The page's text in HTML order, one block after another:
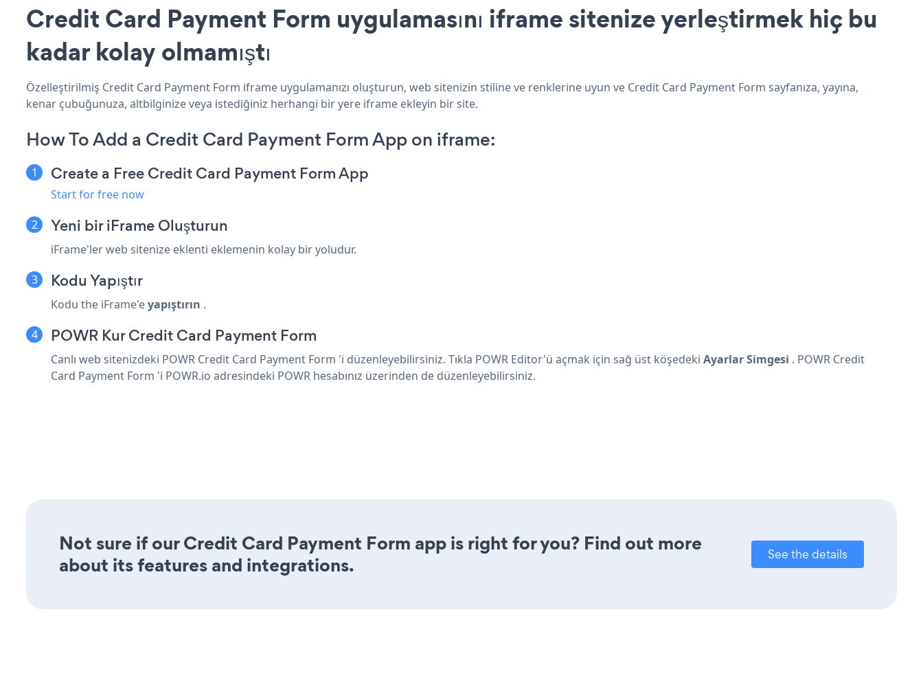
Credit Card Payment Form uygulamasını iframe sitenize yerleştirmek hiç bu
kadar kolay olmamıştı
Özelleştirilmiş Credit Card Payment Form iframe uygulamanızı oluşturun, web sitenizin stiline ve renklerine uyun ve Credit Card Payment Form sayfanıza, yayına,
kenar çubuğunuza, altbilginize veya istediğiniz herhangi bir yere iframe ekleyin bir site.
How To Add a Credit Card Payment Form App on iframe:
Create a Free Credit Card Payment Form App
Start for free now
Yeni bir iFrame Oluşturun
iFrame'ler web sitenize eklenti eklemenin kolay bir yoludur.
Kodu Yapıştır
Kodu the iFrame'eyapıştırın .
POWR Kur Credit Card Payment Form
Canlı web sitenizdeki POWR Credit Card Payment Form 'i düzenleyebilirsiniz. Tıkla POWR Editor'ü açmak için sağ üst köşedeki Ayarlar Simgesi . POWR Credit
Card Payment Form 'i POWR.io adresindeki POWR hesabınız üzerinden de düzenleyebilirsiniz.
Not sure if our Credit Card Payment Form app is right for you? Find out more
about its features and integrations.
See the details